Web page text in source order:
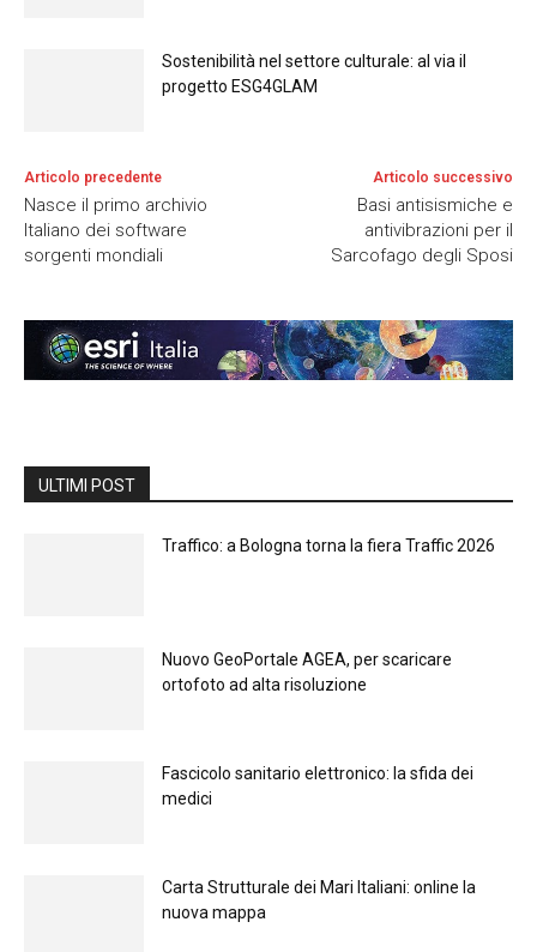
Sostenibilità nel settore culturale: al via il
progetto ESG4GLAM
Articolo precedente
Nasce il primo archivio
Italiano dei software
sorgenti mondiali
Articolo successivo
Basi antisismiche e
antivibrazioni per il
Sarcofago degli Sposi
ULTIMI POST
Traffico: a Bologna torna la fiera Traffic 2026
Nuovo GeoPortale AGEA, per scaricare
ortofoto ad alta risoluzione
Fascicolo sanitario elettronico: la sfida dei
medici
Carta Strutturale dei Mari Italiani: online la
nuova mappa